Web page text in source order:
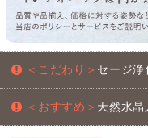
＜こだわり＞ セージ浄
＜おすすめ＞ 天然水晶